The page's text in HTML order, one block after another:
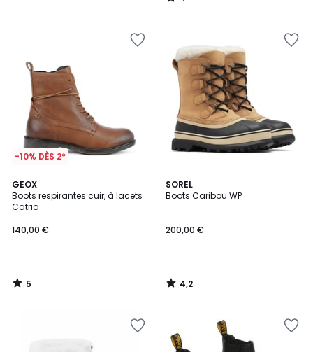
/
-10% DÈS 2*
GEOX
Boots respirantes cuir, à lacets
Catria
140,00 €
5
/
5
5
/
SOREL
Boots Caribou WP
200,00 €
4,2
/ 5
4,2
/